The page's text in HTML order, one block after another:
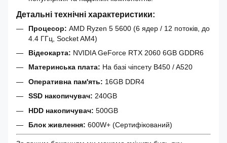
Детальні технічні характеристики:
Процесор: AMD Ryzen 5 5600 (6 ядер / 12 потоків, до
4.4 ГГц, Socket AM4)
Відеокарта: NVIDIA GeForce RTX 2060 6GB GDDR6
Материнська плата: На базі чіпсету B450 / A520
Оперативна пам'ять: 16GB DDR4
SSD накопичувач: 240GB
HDD накопичувач: 500GB
Блок живлення: 600W+ (Сертифікований)